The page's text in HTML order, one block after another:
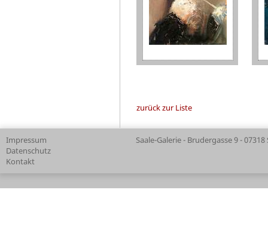
zurück zur Liste
Impressum
Datenschutz
Kontakt
Saale-Galerie - Brudergasse 9 -